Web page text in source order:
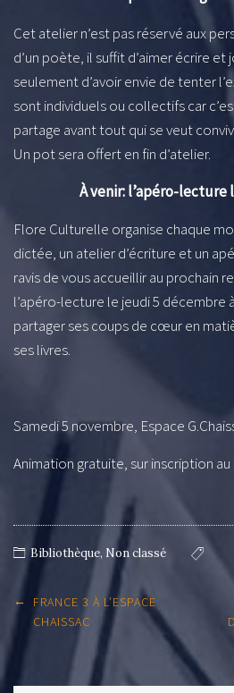
Cet atelier n’est pas réservé aux
d’un poète, il suffit d’aimer écrire
seulement d’avoir envie de tenter
sont individuels ou collectifs car
partage avant tout qui se veut
Un pot sera offert en fin d’atelier.
À venir: l’apéro-lecture
Flore Culturelle organise chaque
dictée, un atelier d’écriture et un
ravis de vous accueillir au prochain
l’apéro-lecture le jeudi 5 décembre
partager ses coups de cœur en
ses livres.
Samedi 5 novembre, Espace
Animation gratuite, sur inscription au
Bibliothèque, Non classé
Post
navigation
←
FRANCE 3 À L’ESPACE
CHAISSAC